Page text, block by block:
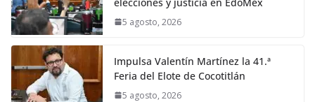
5 agosto, 2026
Impulsa Valentín Martínez la 41.ª
Feria del Elote de Cocotitlán
5 agosto, 2026